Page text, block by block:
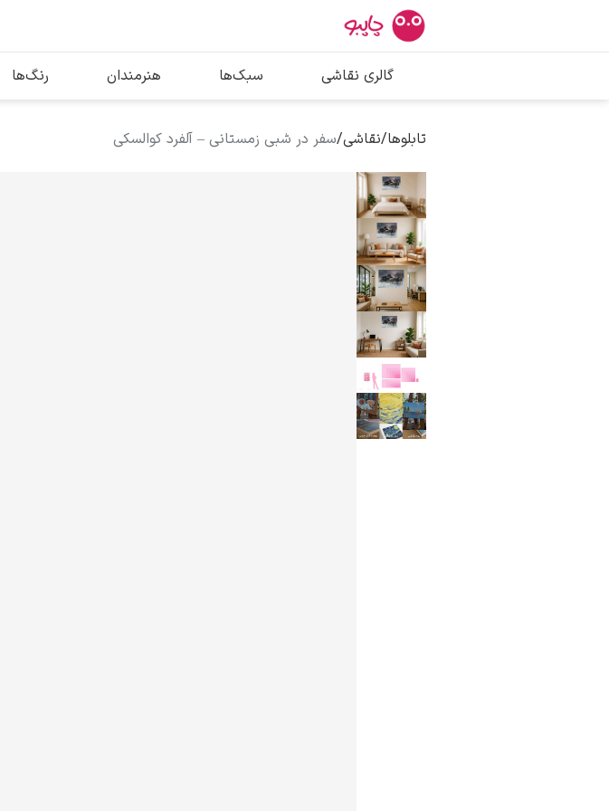
بیشترین جستجوها
پیکاسو
سالوادور دالی
محبوب‌ترین هنرمندان
گالری نقاشی سبک‌ها هنرمندان رنگ‌ها
تابلوها/نقاشی/سفر در شبی زمستانی – آلفرد کوالسکی